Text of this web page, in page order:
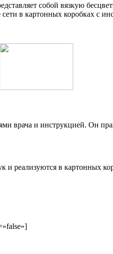
собой вязкую
в картонных коробках с
врача и инструкцией. Он
реализуются в картонных